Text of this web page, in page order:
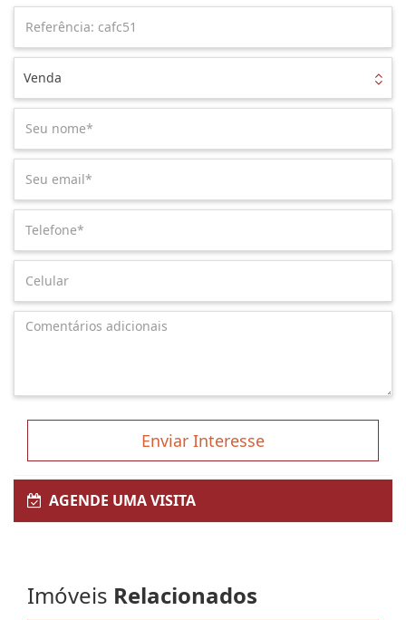
Venda
Enviar Interesse
AGENDE UMA VISITA
Imóveis Relacionados